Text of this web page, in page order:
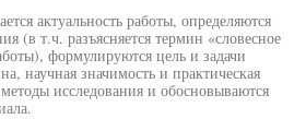
актуальность работы, определяются
(в т.ч. разъясняется термин «словесное
формулируются цель и задачи
научная значимость и практическая
исследования и обосновываются